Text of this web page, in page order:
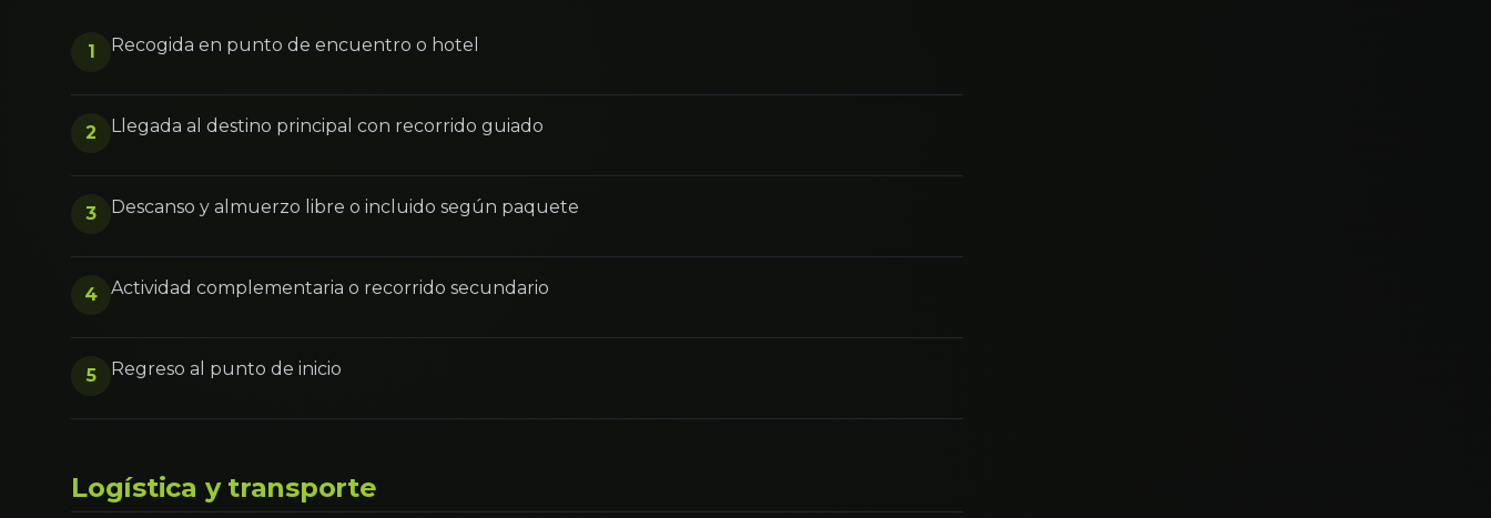
1 Recogida en punto de encuentro o hotel
2 Llegada al destino principal con recorrido guiado
3 Descanso y almuerzo libre o incluido según paquete
4 Actividad complementaria o recorrido secundario
5 Regreso al punto de inicio
Logística y transporte